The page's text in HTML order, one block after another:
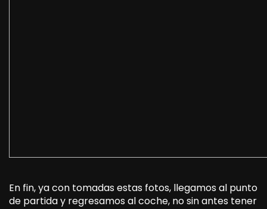
En fin, ya con tomadas estas fotos, llegamos al punto
de partida y regresamos al coche, no sin antes tener